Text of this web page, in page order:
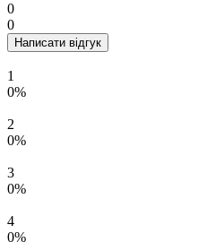
0
0
Написати відгук
1
0%
2
0%
3
0%
4
0%